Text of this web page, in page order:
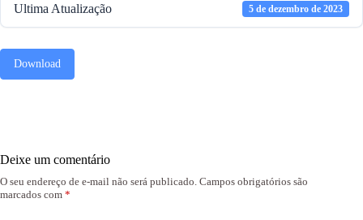
Ultima Atualização 5 de dezembro de 2023
Download
Deixe um comentário
O seu endereço de e-mail não será publicado. Campos obrigatórios são
marcados com *